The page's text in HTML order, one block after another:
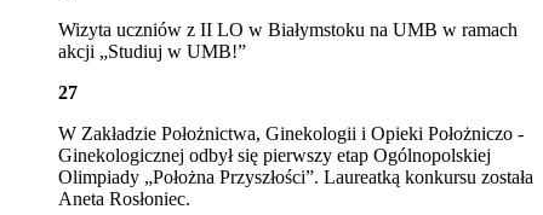
Wizyta uczniów z II LO w Białymstoku na UMB w ramach
akcji „Studiuj w UMB!”
27
W Zakładzie Położnictwa, Ginekologii i Opieki Położniczo -
Ginekologicznej odbył się pierwszy etap Ogólnopolskiej
Olimpiady „Położna Przyszłości”. Laureatką konkursu została
Aneta Rosłoniec.